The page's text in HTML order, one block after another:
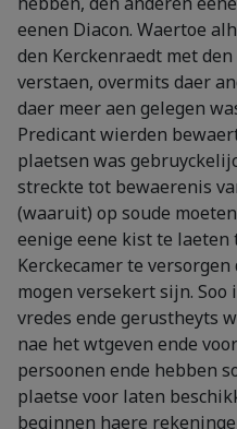
eenen Diacon. Waertoe
den Kerckenraedt met
verstaen, overmits daer
daer meer aen gelegen
Predicant wierden
plaetsen was
streckte tot bewaerenis
(waaruit) op soude
eenige eene kist te laeten
Kerckecamer te
mogen versekert sijn.
vredes ende gerustheyts
nae het wtgeven ende
persoonen ende hebben
plaetse voor laten
beginnen haere